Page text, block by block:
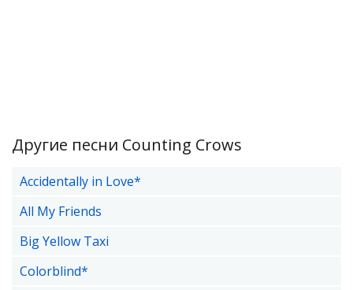
Другие песни Counting Crows
Accidentally in Love*
All My Friends
Big Yellow Taxi
Colorblind*